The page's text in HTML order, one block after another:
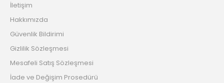
İletişim
Hakkımızda
Güvenlik Bildirimi
Gizlilik Sözleşmesi
Mesafeli Satış Sözleşmesi
İade ve Değişim Prosedürü